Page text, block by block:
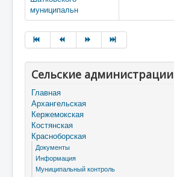
муниципальн
Сельские администрации
Главная
Архангельская
Кержемокская
Костянская
Красноборская
Документы
Информация
Муниципальный контроль